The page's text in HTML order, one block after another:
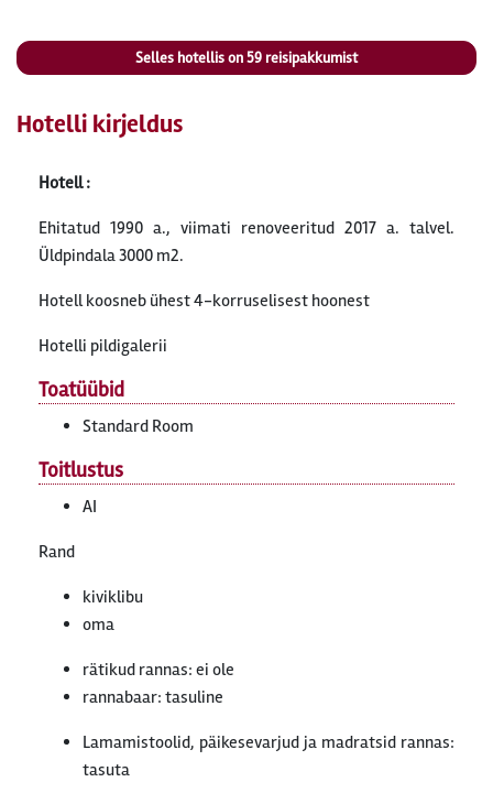
Selles hotellis on59 reisipakkumist
Hotelli kirjeldus
Hotell :
Ehitatud 1990 a., viimati renoveeritud 2017 a. talvel.
Üldpindala 3000 m2.
Hotell koosneb ühest 4-korruselisest hoonest
Hotelli pildigalerii
Toatüübid
Standard Room
Toitlustus
AI
Rand
kiviklibu
oma
rätikud rannas: ei ole
rannabaar: tasuline
Lamamistoolid, päikesevarjud ja madratsid rannas:
tasuta